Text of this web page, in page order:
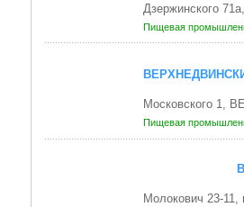
Дзержинского
Пищевая
Московского 1,
Пищевая
Молокович 23-